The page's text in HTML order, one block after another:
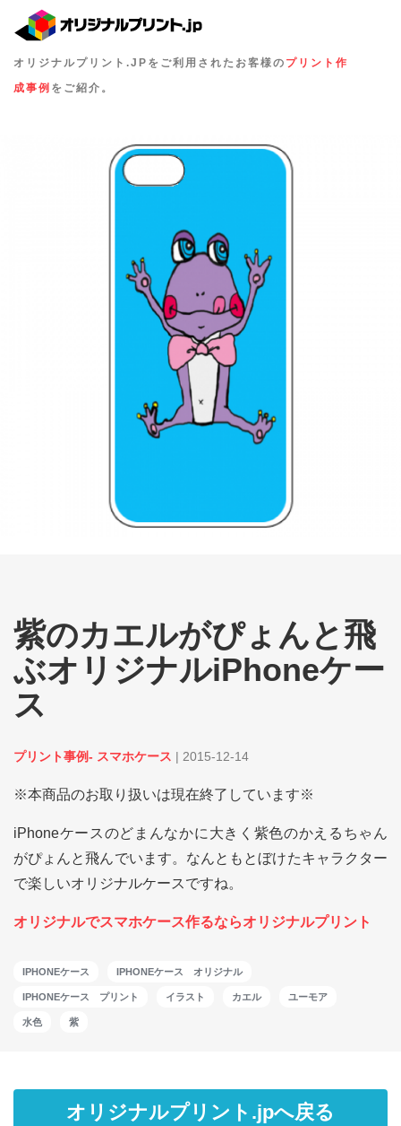
オリジナルプリント.JPをご利用されたお客様の プリント作
成事例 をご紹介。
紫のカエルがぴょんと飛
ぶオリジナルiPhoneケー
ス
プリント事例- スマホケース | 2015-12-14
※本商品のお取り扱いは現在終了しています※
iPhoneケースのどまんなかに大きく紫色のかえるちゃん
がぴょんと飛んでいます。なんともとぼけたキャラクター
で楽しいオリジナルケースですね。
オリジナルでスマホケース作るならオリジナルプリント
IPHONEケース IPHONEケース オリジナル
IPHONEケース プリント イラスト カエル ユーモア
水色 紫
オリジナルプリント.jpへ戻る